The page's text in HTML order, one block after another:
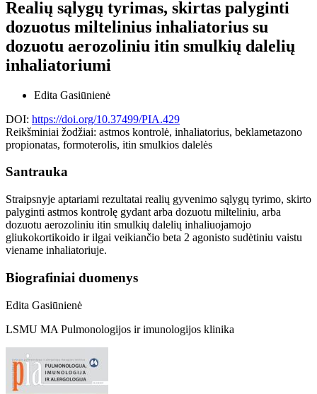
Realių sąlygų tyrimas, skirtas palyginti
dozuotus miltelinius inhaliatorius su
dozuotu aerozoliniu itin smulkių dalelių
inhaliatoriumi
Edita Gasiūnienė
DOI: https://doi.org/10.37499/PIA.429
Reikšminiai žodžiai: astmos kontrolė, inhaliatorius, beklametazono
propionatas, formoterolis, itin smulkios dalelės
Santrauka
Straipsnyje aptariami rezultatai realių gyvenimo sąlygų tyrimo, skirto
palyginti astmos kontrolę gydant arba dozuotu milteliniu, arba
dozuotu aerozoliniu itin smulkių dalelių inhaliuojamojo
gliukokortikoido ir ilgai veikiančio beta 2 agonisto sudėtiniu vaistu
viename inhaliatoriuje.
Biografiniai duomenys
Edita Gasiūnienė
LSMU MA Pulmonologijos ir imunologijos klinika